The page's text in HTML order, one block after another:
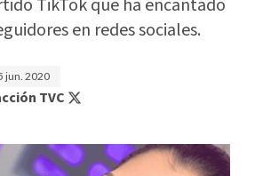
TikTok que ha encantado
en redes sociales.
jun. 2020
TVC